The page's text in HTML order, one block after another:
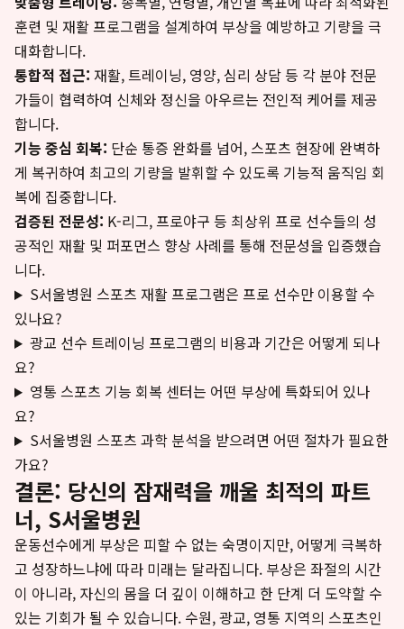
훈련 및 재활 프로그램을 설계하여 부상을 예방하고 기량을 극
대화합니다.
통합적 접근: 재활, 트레이닝, 영양, 심리 상담 등 각 분야 전문
가들이 협력하여 신체와 정신을 아우르는 전인적 케어를 제공
합니다.
기능 중심 회복: 단순 통증 완화를 넘어, 스포츠 현장에 완벽하
게 복귀하여 최고의 기량을 발휘할 수 있도록 기능적 움직임 회
복에 집중합니다.
검증된 전문성: K-리그, 프로야구 등 최상위 프로 선수들의 성
공적인 재활 및 퍼포먼스 향상 사례를 통해 전문성을 입증했습
니다.
S서울병원 스포츠 재활 프로그램은 프로 선수만 이용할 수
있나요?
광교 선수 트레이닝 프로그램의 비용과 기간은 어떻게 되나
요?
영통 스포츠 기능 회복 센터는 어떤 부상에 특화되어 있나
요?
S서울병원 스포츠 과학 분석을 받으려면 어떤 절차가 필요한
가요?
결론: 당신의 잠재력을 깨울 최적의 파트
너, S서울병원
운동선수에게 부상은 피할 수 없는 숙명이지만, 어떻게 극복하
고 성장하느냐에 따라 미래는 달라집니다. 부상은 좌절의 시간
이 아니라, 자신의 몸을 더 깊이 이해하고 한 단계 더 도약할 수
있는 기회가 될 수 있습니다. 수원, 광교, 영통 지역의 스포츠인